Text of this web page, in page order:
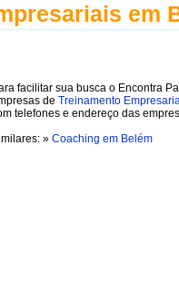
em
facilitar sua busca o Encontra
de Treinamento
telefones e endereço das
» Coaching em Belém